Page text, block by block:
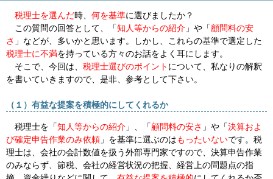
税理士を選んだ時、 何を基準に選びましたか？
この質問の回答として、「知人等からの紹介 」や「顧問料の安
さ 」などが、多いかと思います。しかし、これらの基準で選定した
税理士に不満を持っている方々のお話をよく耳にします。
そこで、今回は、 税理士選びのポイント について、私なりの解釈
を書いていきますので、是非、参考として下さい。
（１）有益な提案を積極的にしてくれるか
税理士を「知人等からの紹介 」、「顧問料の安さ 」や「決算およ
び確定申告作業のみ依頼 」を基準に選ぶのはもったいないです。税
理士は、会社の会計数値を扱う外部専門家ですので、決算申告作業
のみならず、節税、会社の経営状況の把握、経営上の問題点の指